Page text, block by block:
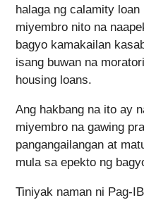
halaga ng calamity
miyembro nito na
bagyo kamakailan
isang buwan na
housing loans.
Ang hakbang na ito ay
miyembro na gawing
pangangailangan at
mula sa epekto ng
Tiniyak naman ni Pag-